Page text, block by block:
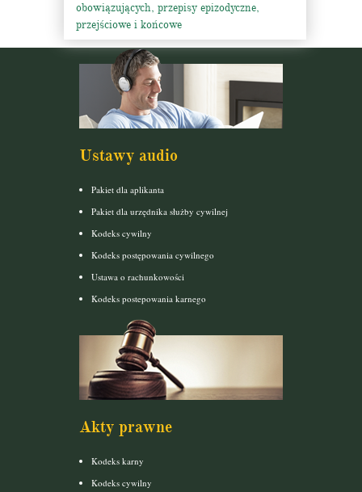
obowiązujących, przepisy epizodyczne,
przejściowe i końcowe
Ustawy audio
Pakiet dla aplikanta
Pakiet dla urzędnika służby cywilnej
Kodeks cywilny
Kodeks postępowania cywilnego
Ustawa o rachunkowości
Kodeks postepowania karnego
Akty prawne
Kodeks karny
Kodeks cywilny